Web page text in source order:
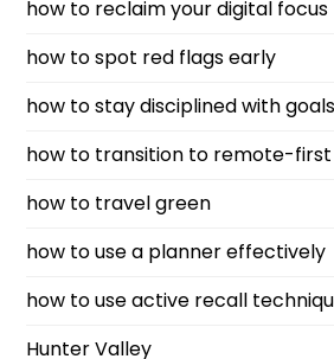
how to reclaim your digital focus
how to spot red flags early
how to stay disciplined with goals
how to transition to remote-
how to travel green
how to use a planner effectively
how to use active recall
Hunter Valley